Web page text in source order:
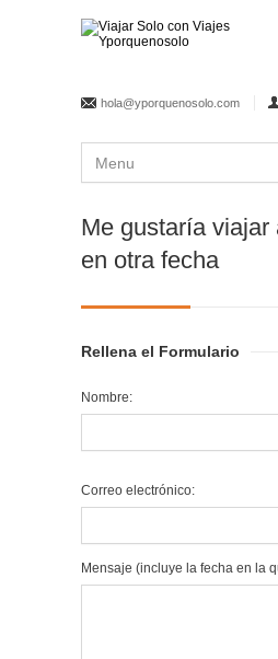
hola@yporquenosolo.com
Me gustaría viajar
en otra fecha
Rellena el Formulario
Nombre:
Correo electrónico:
Mensaje (incluye la fecha en la